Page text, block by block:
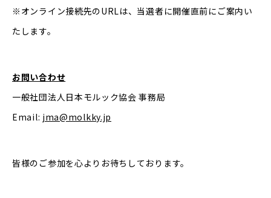
※オンライン接続先のURLは、当選者に開催直前にご案内い
たします。
お問い合わせ
一般社団法人日本モルック協会 事務局
Email: jma@molkky.jp
皆様のご参加を心よりお待ちしております。